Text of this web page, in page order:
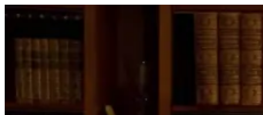
Перейти